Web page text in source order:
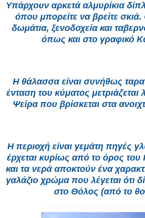
Υπάρχουν αρκετά αλμυρίκια
όπου μπορείτε να βρείτε σκιά.
δωμάτια, ξενοδοχεία και
όπως και στο γραφικό
Η θάλασσα είναι συνήθως
ένταση του κύματος
Ψείρα που βρίσκεται στα
Η περιοχή είναι γεμάτη πηγές
έρχεται κυρίως από το όρος του
και τα νερά αποκτούν ένα
γαλάζιο χρώμα που λέγεται ότι
στο Θόλος (από το